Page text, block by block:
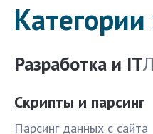
Разработка и IT
Скрипты и парсинг
Парсинг данных с сайта